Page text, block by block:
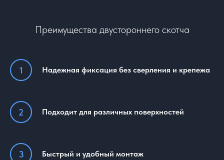
Преимущества двустороннего скотча
Надежная фиксация без сверления и крепежа
Подходит для различных поверхностей
Быстрый и удобный монтаж